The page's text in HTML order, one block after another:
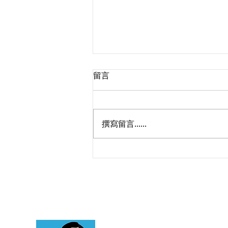
留言
撰寫留言......